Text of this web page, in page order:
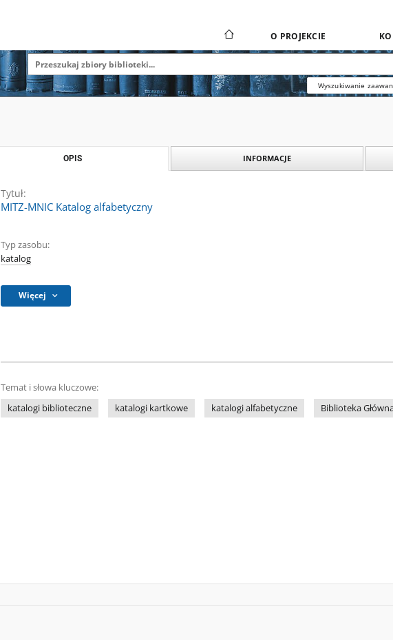
O PROJEKCIE
Wyszukiwanie
OPIS INFORMACJE
Tytuł:
MITZ-MNIC Katalog alfabetyczny
Typ zasobu:
katalog
Więcej
Temat i słowa kluczowe:
katalogi biblioteczne
katalogi kartkowe katalogi alfabetyczne Biblioteka